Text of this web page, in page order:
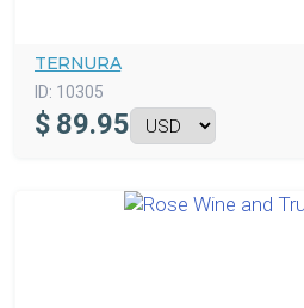
TERNURA
ID: 10305
$ 89.95